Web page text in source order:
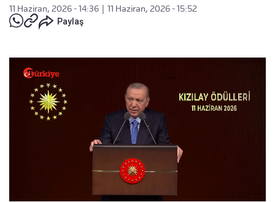
11 Haziran, 2026 - 14:36
11 Haziran, 2026 - 15:52
Paylaş